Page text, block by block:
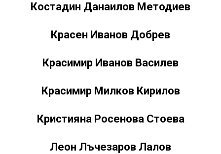
Костадин Данаилов Методиев
Красен Иванов Добрев
Красимир Иванов Василев
Красимир Милков Кирилов
Кристияна Росенова Стоева
Леон Лъчезаров Лалов